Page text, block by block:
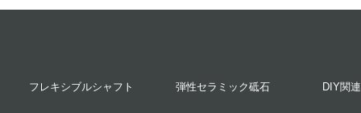
フレキシブルシャフト 弾性セラミック砥石 DIY関連